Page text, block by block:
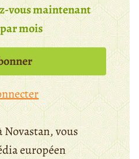
vous maintenant
mois
Novastan, vous
européen